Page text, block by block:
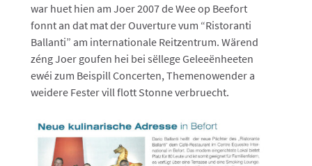
war huet hien am Joer 2007 de Wee op Beefort
fonnt an dat mat der Ouverture vum “Ristoranti
Ballanti” am internationale Reitzentrum. Wärend
zéng Joer goufen hei bei sëllege Geleeënheeten
ewéi zum Beispill Concerten, Themenowender a
weidere Fester vill flott Stonne verbruecht.